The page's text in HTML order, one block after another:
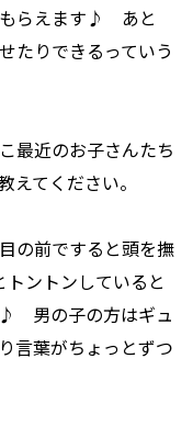
もらえます♪ あと
たりできるっていう
近のお子さんたち
えてください。
の前ですると頭を撫
ントンしていると
♪ 男の子の方はギュ
言葉がちょっとずつ